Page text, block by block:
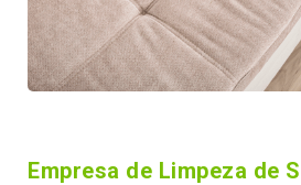
Empresa de Limpeza de